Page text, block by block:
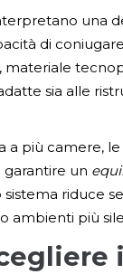
una
di coniugare
materiale
sia alle
a più camere,
garantire un
sistema riduce
ambienti più